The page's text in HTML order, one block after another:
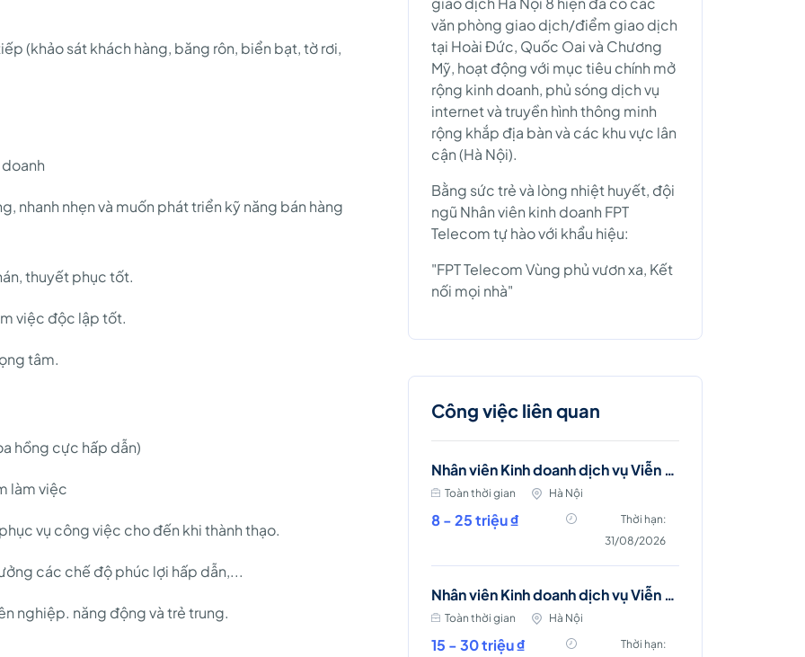
(khảo sát khách hàng, băng rôn, biển bạt, tờ rơi,
nhanh nhẹn và muốn phát triển kỹ năng bán hàng
thuyết phục tốt.
việc độc lập tốt.
tâm.
hồng cực hấp dẫn)
làm việc
vụ công việc cho đến khi thành thạo.
các chế độ phúc lợi hấp dẫn,...
nghiệp. năng động và trẻ trung.
văn phòng giao dịch/điểm giao dịch
tại Hoài Đức, Quốc Oai và Chương
Mỹ, hoạt động với mục tiêu chính mở
rộng kinh doanh, phủ sóng dịch vụ
internet và truyền hình thông minh
rộng khắp địa bàn và các khu vực lân
cận (Hà Nội).
Bằng sức trẻ và lòng nhiệt huyết, đội
ngũ Nhân viên kinh doanh FPT
Telecom tự hào với khẩu hiệu:
"FPT Telecom Vùng phủ vươn xa, Kết
nối mọi nhà"
Công việc liên quan
Nhân viên Kinh doanh dịch vụ Viễn thông (Ba Đình, Tây Hồ- Hà Nội )
Toàn thời gian Hà Nội
8 - 25 triệu ₫
Thời hạn:
31/08/2026
Nhân viên Kinh doanh dịch vụ Viễn thông (Đông Anh, Mê Linh, Sóc Sơn)
Toàn thời gian Hà Nội
15 - 30 triệu ₫
Thời hạn: